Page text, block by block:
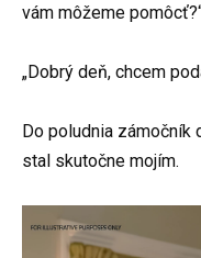
vám môžeme
„Dobrý deň, chcem
Do poludnia zámočník
stal skutočne mojím.